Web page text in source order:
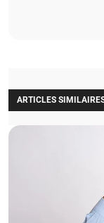
ARTICLES